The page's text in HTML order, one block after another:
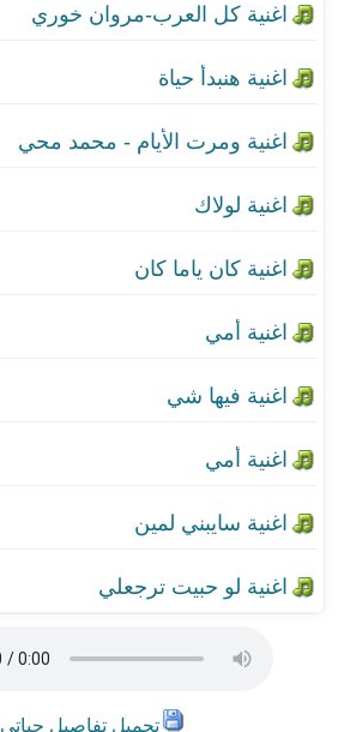
اغنية فيها شي
اغنية أمي
اغنية سايبني لمين
تحميل تفاصيل حياتي